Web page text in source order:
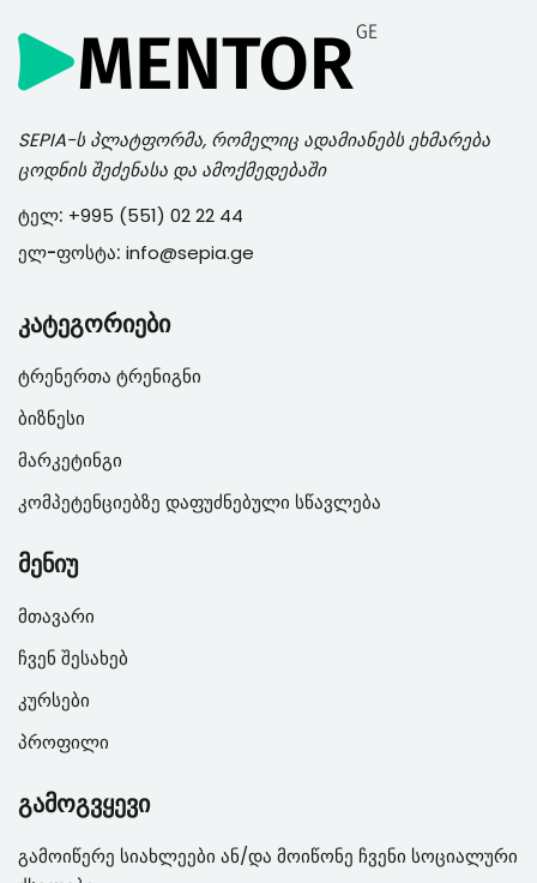
SEPIA-ს პლატფორმა, რომელიც ადამიანებს ეხმარება
ცოდნის შეძენასა და ამოქმედებაში
ტელ: +995 (551) 02 22 44
ელ-ფოსტა: info@sepia.ge
კატეგორიები
ტრენერთა ტრენიგნი
ბიზნესი
მარკეტინგი
კომპეტენციებზე დაფუძნებული სწავლება
მენიუ
მთავარი
ჩვენ შესახებ
კურსები
პროფილი
გამოგვყევი
გამოიწერე სიახლეები ან/და მოიწონე ჩვენი სოციალური